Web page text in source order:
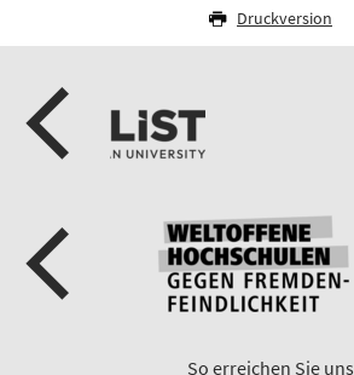
Druckversion
So erreichen Sie uns